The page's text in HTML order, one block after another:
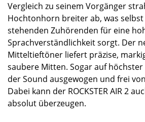
Vergleich zu seinem Vorgänger
Hochtonhorn breiter ab, was
stehenden Zuhörenden für eine
Sprachverständlichkeit sorgt. Der
Mitteltieftöner liefert präzise,
saubere Mitten. Sogar auf
der Sound ausgewogen und frei
Dabei kann der ROCKSTER AIR 2
absolut überzeugen.